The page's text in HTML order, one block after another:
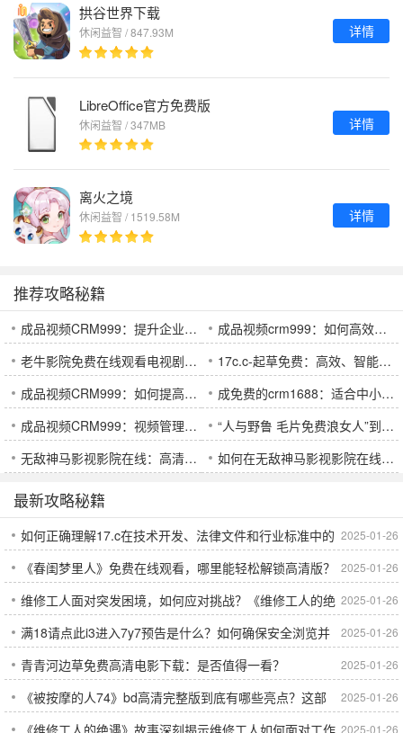
拱谷世界下载
休闲益智 / 847.93M 详情
LibreOffice官方免费版
休闲益智 / 347MB 详情
离火之境
休闲益智 / 1519.58M 详情
推荐攻略秘籍
成品视频CRM999：提升企业视频营销效果的利器，助力精准客户管理与互动
成品视频crm999：如何高效利用成品视频提升短视频营销效果
老牛影院免费在线观看电视剧的优点：省钱又方便，高清不卡顿，快速更新满足追剧需求
17c.c-起草免费：高效、智能的文书起草工具，助你轻松生成专业文件
成品视频CRM999：如何提高视频制作效率并优化客户营销策略？
成免费的crm1688：适合中小企业使用的免费客户管理系统，提升运营效率，降低成本
成品视频CRM999：视频管理与客户关系优化的新趋势，助力企业精准营销
“人与野鲁 毛片免费浪女人”到底代表了什么？为何会引发如此多的讨论与争议？
无敌神马影视影院在线：高清资源丰富，提供流畅的观影体验和快速更新
如何在无敌神马影视影院在线观看高清电影并享受无广告流畅体验：新手必看指南
最新攻略秘籍
如何正确理解17.c在技术开发、法律文件和行业标准中的
作用？
2025-01-26
《春闺梦里人》免费在线观看，哪里能轻松解锁高清版？ 2025-01-26
维修工人面对突发困境，如何应对挑战？《维修工人的绝
遇》带你了解背后的故事
2025-01-26
满18请点此i3进入7y7预告是什么？如何确保安全浏览并
避免网络风险？
2025-01-26
青青河边草免费高清电影下载：是否值得一看？ 2025-01-26
《被按摩的人74》bd高清完整版到底有哪些亮点？这部
2025-01-26
《维修工人的绝遇》故事深刻揭示维修工人如何面对工作 2025-01-26